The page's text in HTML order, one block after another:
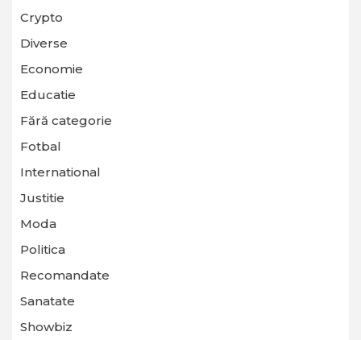
Crypto
Diverse
Economie
Educatie
Fără categorie
Fotbal
International
Justitie
Moda
Politica
Recomandate
Sanatate
Showbiz